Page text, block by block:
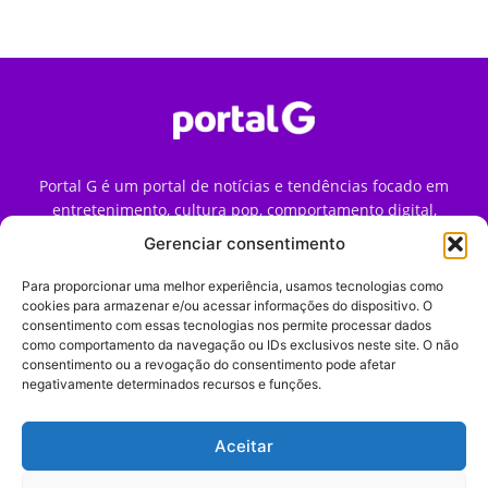
Gerenciar consentimento
Para proporcionar uma melhor experiência, usamos tecnologias como
cookies para armazenar e/ou acessar informações do dispositivo. O
consentimento com essas tecnologias nos permite processar dados
como comportamento da navegação ou IDs exclusivos neste site. O não
consentimento ou a revogação do consentimento pode afetar
negativamente determinados recursos e funções.
Aceitar
Portal G é um portal de notícias e tendências focado em
entretenimento, cultura pop, comportamento digital,
streaming, games e iniciativas de marca que impactam a
forma como o público vive e consome internet no Brasil.
Contato:contato@portalg.com.br
Início Sobre
Termos de Uso